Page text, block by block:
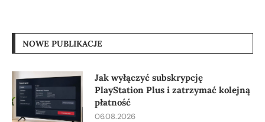
NOWE PUBLIKACJE
Jak wyłączyć subskrypcję
PlayStation Plus i zatrzymać kolejną
płatność
06.08.2026